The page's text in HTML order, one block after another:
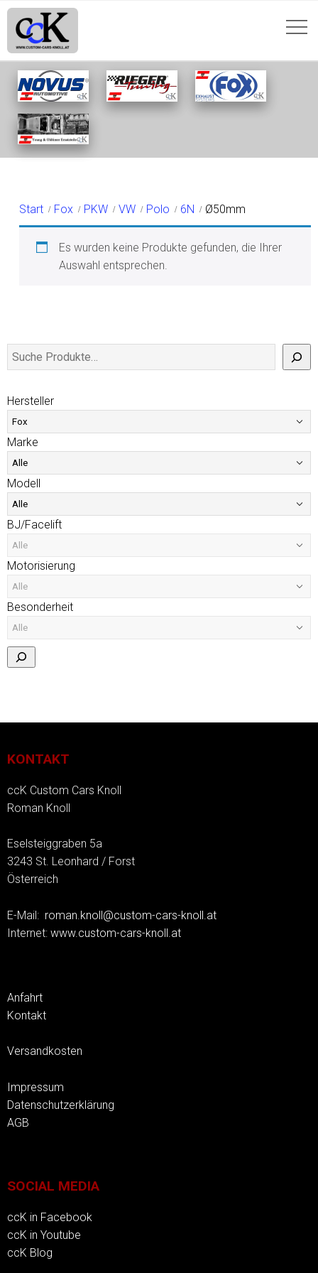
Ø50MM
Start Fox PKW VW Polo 6N Ø50mm
Es wurden keine Produkte gefunden, die Ihrer
Auswahl entsprechen.
Hersteller
Marke
Modell
BJ/Facelift
Motorisierung
Besonderheit
KONTAKT
ccK Custom Cars Knoll
Roman Knoll
Eselsteiggraben 5a
3243 St. Leonhard / Forst
Österreich
E-Mail: roman.knoll@custom-cars-knoll.at
Internet: www.custom-cars-knoll.at
Anfahrt
Kontakt
Versandkosten
Impressum
Datenschutzerklärung
AGB
SOCIAL MEDIA
ccK in Facebook
ccK in Youtube
ccK Blog